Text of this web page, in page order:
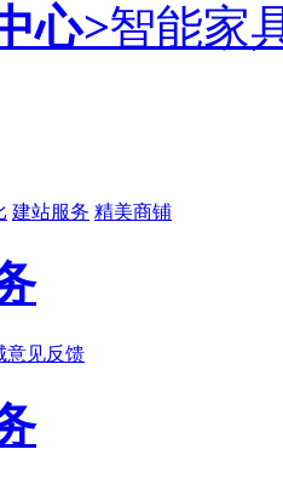
心>智能家
建站服务 精美商铺
意见反馈